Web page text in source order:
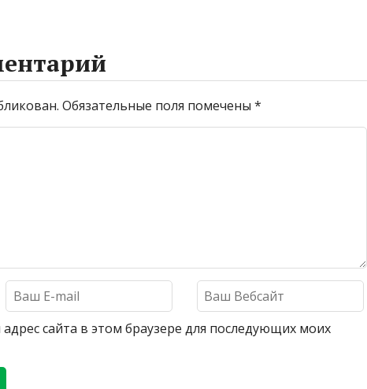
Обязательные поля помечены *
сайта в этом браузере для последующих моих